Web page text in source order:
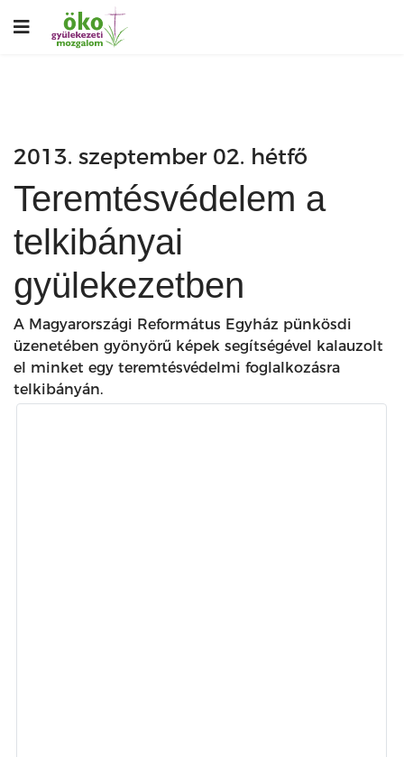
2013. szeptember 02. hétfő
Teremtésvédelem a
telkibányai
gyülekezetben
A Magyarországi Református Egyház pünkösdi
üzenetében gyönyörű képek segítségével kalauzolt
el minket egy teremtésvédelmi foglalkozásra
telkibányán.